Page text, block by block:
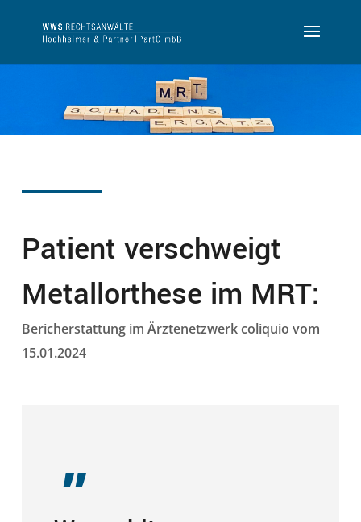
Patient verschweigt
Metallorthese im MRT:
Bericherstattung im Ärztenetzwerk coliquio vom
15.01.2024
„